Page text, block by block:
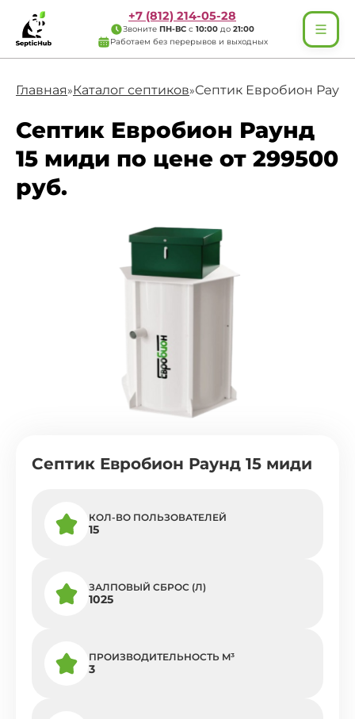
+7 (812) 214-05-28
Звоните ПН-ВС с 10:00 до 21:00
Работаем без перерывов и выходных
Главная»Каталог септиков»Септик Евробион
Септик Евробион Раунд
15 миди по цене от 299500
руб.
Септик Евробион Раунд 15 миди
КОЛ-ВО ПОЛЬЗОВАТЕЛЕЙ
15
ЗАЛПОВЫЙ СБРОС (Л)
1025
ПРОИЗВОДИТЕЛЬНОСТЬ M³
3